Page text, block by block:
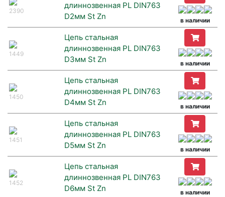
2390
длиннозвенная PL DIN763
D2мм St Zn
в наличии
1449
Цепь стальная
длиннозвенная PL DIN763
D3мм St Zn
в наличии
1450
Цепь стальная
длиннозвенная PL DIN763
D4мм St Zn
в наличии
1451
Цепь стальная
длиннозвенная PL DIN763
D5мм St Zn
в наличии
1452
Цепь стальная
длиннозвенная PL DIN763
D6мм St Zn
в наличии